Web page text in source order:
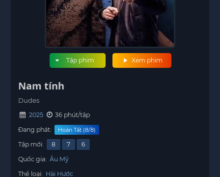
Xem phim
Tập phim
Nam tính
Dudes
2025
36 phút/tập
Đang phát:
Hoàn Tất (8/8)
Tập mới: 8 7
6
Quốc gia: Âu Mỹ
Thể loại: Hài Hước